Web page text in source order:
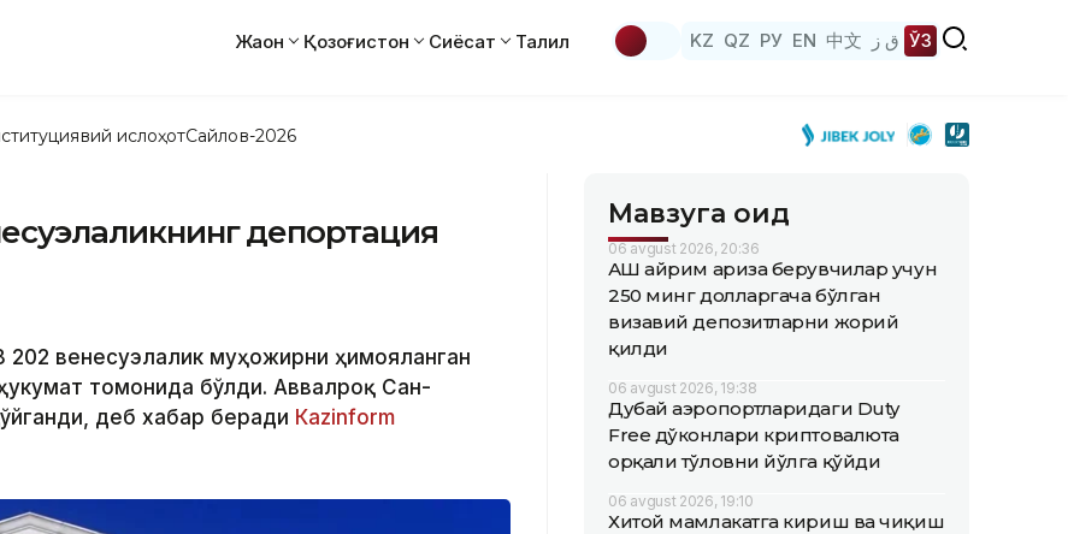
Жаҳон Қозоғистон Сиёсат Таҳлил KZ QZ РУ EN 中文 ق ز ЎЗ
ислоҳотСайлов-2026
депортация
венесуэлалик муҳожирни ҳимояланган
томонида бўлди. Аввалроқ Сан-
деб хабар беради Кazinform
Мавзуга оид
06 avgust 2026, 20:36
АҚШ айрим ариза берувчилар учун
250 минг долларгача бўлган
визавий депозитларни жорий
қилди
06 avgust 2026, 19:38
Дубай аэропортларидаги Duty
Free дўконлари криптовалюта
орқали тўловни йўлга қўйди
06 avgust 2026, 19:10
Хитой мамлакатга кириш ва чиқиш